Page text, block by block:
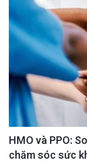
Tiếng chuông
hàng ngày
“Khi nghe
yên bất cứ
ra. Tiếng
chuông chánh
Trong cộng
HMO và PPO:
chăm sóc sức